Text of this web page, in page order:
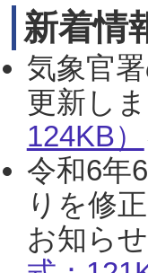
新着情
気象官
更新し
124KB）
令和6年
りを修
お知ら